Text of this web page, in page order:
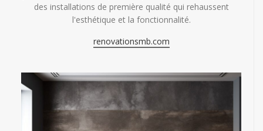
des installations de première qualité qui rehaussent
l'esthétique et la fonctionnalité.
renovationsmb.com